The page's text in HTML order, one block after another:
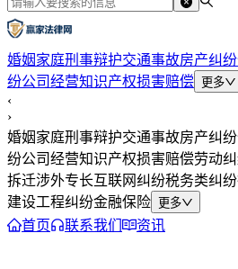
婚姻家庭刑事辩护交通事故房产纠纷
纷公司经营知识产权损害赔偿 更多
‹
›
婚姻家庭刑事辩护交通事故房产纠纷
纷公司经营知识产权损害赔偿劳动
拆迁涉外专长互联网纠纷税务类纠纷
建设工程纠纷金融保险 更多
首页 联系我们 资讯